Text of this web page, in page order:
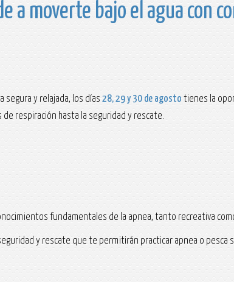
a moverte bajo el agua con
segura y relajada, los días 28, 29 y 30 de agosto tienes la
respiración hasta la seguridad y rescate.
fundamentales de la apnea, tanto recreativa
y rescate que te permitirán practicar apnea o pesca